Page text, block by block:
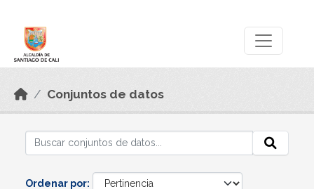
Conjuntos de datos
Ordenar por